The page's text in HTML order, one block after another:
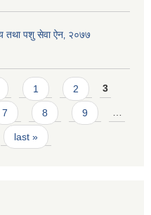
तथा पशु सेवा ऐन‚ २०७७
1 2 3
7 8 9 …
last »